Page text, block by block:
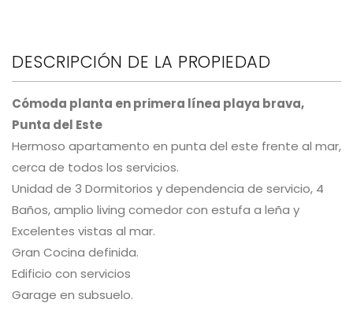
DESCRIPCIÓN DE LA PROPIEDAD
Cómoda planta en primera línea playa brava,
Punta del Este
Hermoso apartamento en punta del este frente al mar,
cerca de todos los servicios.
Unidad de 3 Dormitorios y dependencia de servicio, 4
Baños, amplio living comedor con estufa a leña y
Excelentes vistas al mar.
Gran Cocina definida.
Edificio con servicios
Garage en subsuelo.